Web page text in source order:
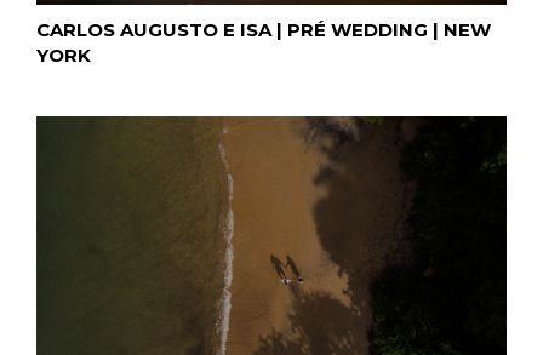
CARLOS AUGUSTO E ISA | PRÉ WEDDING | NEW
YORK